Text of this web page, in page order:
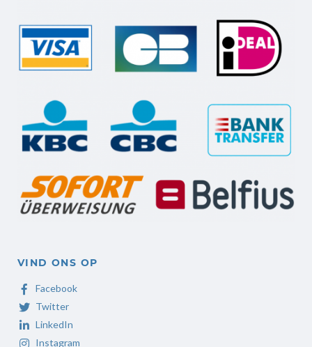
VIND ONS OP
Facebook
Twitter
LinkedIn
Instagram